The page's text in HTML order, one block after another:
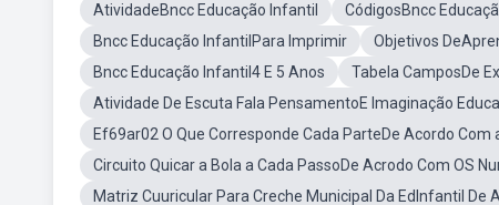
AtividadeBncc Educação Infantil
CódigosBncc
Bncc Educação InfantilPara Imprimir
Objetivos
Bncc Educação Infantil4 E 5 Anos
Tabela CamposDe
Atividade De Escuta Fala PensamentoE Imaginação
Ef69ar02 O Que Corresponde Cada ParteDe Acordo Com
Circuito Quicar a Bola a Cada PassoDe Acrodo Com OS
Matriz Cuuricular Para Creche Municipal Da EdInfantil De